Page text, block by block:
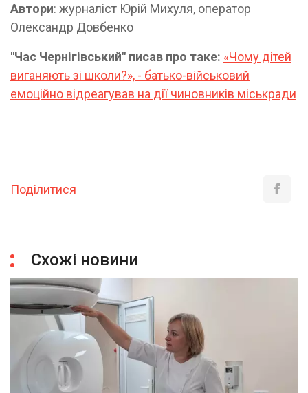
Автори: журналіст Юрій Михуля, оператор
Олександр Довбенко
"Час Чернігівський" писав про таке: «Чому дітей
виганяють зі школи?», - батько-військовий
емоційно відреагував на дії чиновників міськради
Поділитися
Схожі новини